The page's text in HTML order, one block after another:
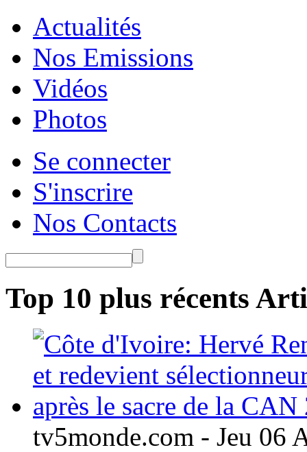
Actualités
Nos Emissions
Vidéos
Photos
Se connecter
S'inscrire
Nos Contacts
Top 10 plus récents
tv5monde.com - Jeu 06